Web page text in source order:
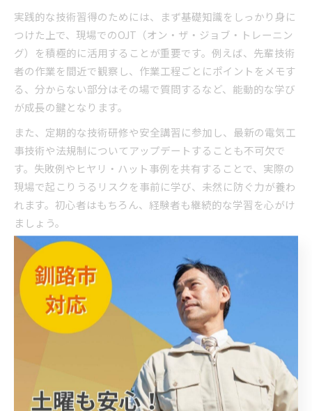
実践的な技術習得のためには、まず基礎知識をしっかり身に
つけた上で、現場でのOJT（オン・ザ・ジョブ・トレーニン
グ）を積極的に活用することが重要です。例えば、先輩技術
者の作業を間近で観察し、作業工程ごとにポイントをメモす
る、分からない部分はその場で質問するなど、能動的な学び
が成長の鍵となります。
また、定期的な技術研修や安全講習に参加し、最新の電気工
事技術や法規制についてアップデートすることも不可欠で
す。失敗例やヒヤリ・ハット事例を共有することで、実際の
現場で起こりうるリスクを事前に学び、未然に防ぐ力が養わ
れます。初心者はもちろん、経験者も継続的な学習を心がけ
ましょう。
失敗しない電気工事の作業手順と工夫のコツ
電気工事の作業では、ミスや事故を防ぐために明確な手順と
工夫が求められます。まず作業前には、配線図や工事計画書
をしっかり確認し、必要な工具や材料をリストアップしまし
ょう。作業内容が複雑な場合は、チェックリストを作成し、
各工程ごとに確認作業を徹底することが有効です。
現場ごとに異なる状況に対応するためには、柔軟な判断力と
経験の蓄積が重要です。例えば、狭い場所での配線工事で